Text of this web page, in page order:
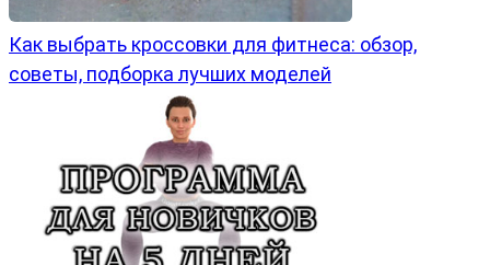
Как выбрать кроссовки для фитнеса: обзор,
советы, подборка лучших моделей